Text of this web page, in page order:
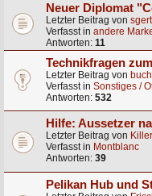
Neuer Diplomat
Letzter Beitrag von
Verfasst in andere
Antworten: 11
Technikfragen
Letzter Beitrag von
Verfasst in Sonstiges /
Antworten: 532
Hilfe: Aussetzer
Letzter Beitrag von
Verfasst in Montblanc
Antworten: 39
Pelikan Hub und